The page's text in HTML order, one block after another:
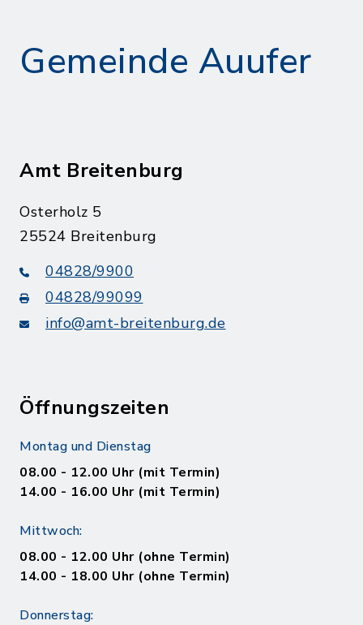
Gemeinde Auufer
Amt Breitenburg
Osterholz 5
25524 Breitenburg
04828/9900
04828/99099
info@amt-breitenburg.de
Öffnungszeiten
Montag und Dienstag
08.00 - 12.00 Uhr (mit Termin)
14.00 - 16.00 Uhr (mit Termin)
Mittwoch:
08.00 - 12.00 Uhr (ohne Termin)
14.00 - 18.00 Uhr (ohne Termin)
Donnerstag: